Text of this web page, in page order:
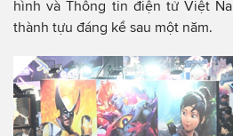
hình và Thông tin điện tử Việt
thành tựu đáng kể sau một năm.